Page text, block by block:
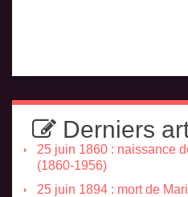
Derniers
25 juin 1860 : naissance
(1860-1956)
25 juin 1894 : mort de